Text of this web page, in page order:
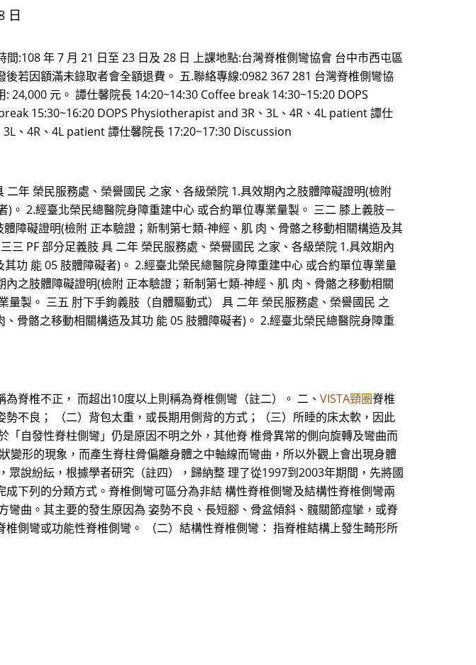
日
:108 年 7 月 21 日至 23 日及 28 日 上課地點:台灣脊椎側彎協會 台中市西屯區
若因額滿未錄取者會全額退費。 五.聯絡專線:0982 367 281 台灣脊椎側彎協
24,000 元。 譚仕馨院長 14:20~14:30 Coffee break 14:30~15:20 DOPS
15:30~16:20 DOPS Physiotherapist and 3R、3L、4R、4L patient 譚仕
、4R、4L patient 譚仕馨院長 17:20~17:30 Discussion
年 榮民服務處、榮譽國民 之家、各級榮院 1.具效期內之肢體障礙證明(檢附
2.經臺北榮民總醫院身障重建中心 或合約單位專業量製。 三二 膝上義肢－
障礙證明(檢附 正本驗證；新制第七類-神經、肌 肉、骨骼之移動相關構造及其
PF 部分足義肢 具 二年 榮民服務處、榮譽國民 之家、各級榮院 1.具效期內
功 能 05 肢體障礙者)。 2.經臺北榮民總醫院身障重建中心 或合約單位專業量
之肢體障礙證明(檢附 正本驗證；新制第七類-神經、肌 肉、骨骼之移動相關
製。 三五 肘下手鉤義肢（自體驅動式） 具 二年 榮民服務處、榮譽國民 之
骨骼之移動相關構造及其功 能 05 肢體障礙者)。 2.經臺北榮民總醫院身障重
脊椎不正， 而超出10度以上則稱為脊椎側彎（註二）。 二、 VISTA頸圈脊椎
不良； （二）背包太重，或長期用側背的方式；（三）所睡的床太軟，因此
自發性脊柱側彎」仍是原因不明之外，其他脊 椎骨異常的側向旋轉及彎曲而
形的現象，而產生脊柱骨偏離身體之中軸線而彎曲，所以外觀上會出現身體
說紛紜，根據學者研究（註四），歸納整 理了從1997到2003年期間，先將國
下列的分類方式。脊椎側彎可區分為非結 構性脊椎側彎及結構性脊椎側彎兩
曲。其主要的發生原因為 姿勢不良、長短腳、骨盆傾斜、髖關節痙攣，或脊
側彎或功能性脊椎側彎。 （二）結構性脊椎側彎： 指脊椎結構上發生畸形所